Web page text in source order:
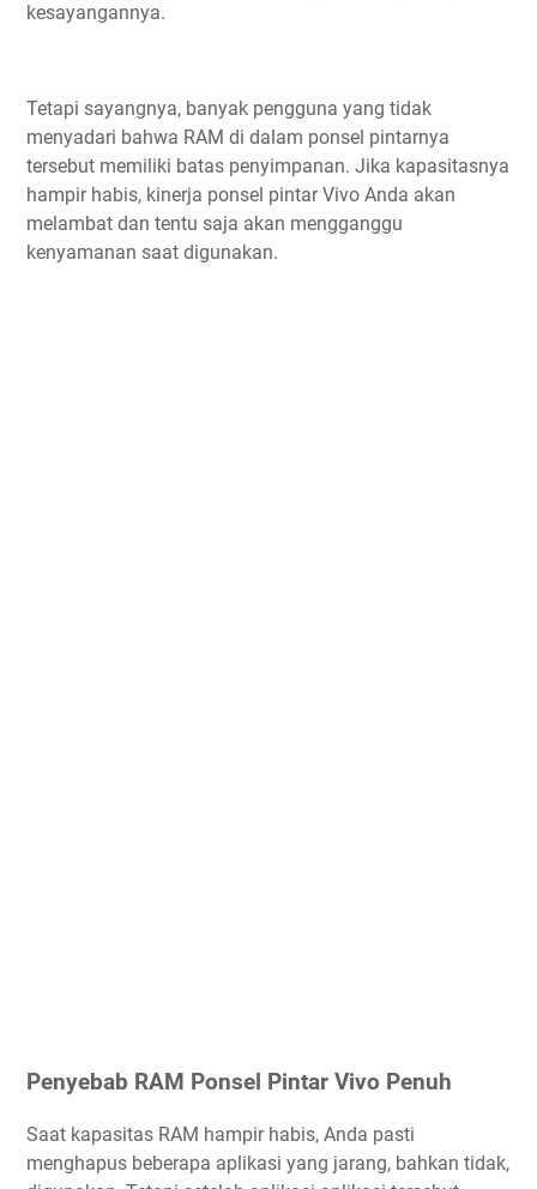
kesayangannya.
Tetapi sayangnya, banyak pengguna yang tidak
menyadari bahwa RAM di dalam ponsel pintarnya
tersebut memiliki batas penyimpanan. Jika kapasitasnya
hampir habis, kinerja ponsel pintar Vivo Anda akan
melambat dan tentu saja akan mengganggu
kenyamanan saat digunakan.
Penyebab RAM Ponsel Pintar Vivo Penuh
Saat kapasitas RAM hampir habis, Anda pasti
menghapus beberapa aplikasi yang jarang, bahkan tidak,